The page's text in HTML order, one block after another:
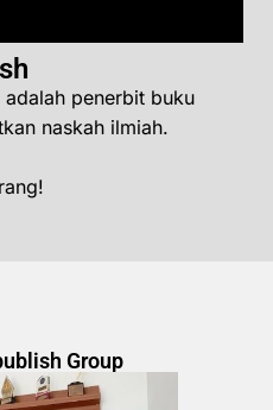
adalah penerbit buku
naskah ilmiah.
Group